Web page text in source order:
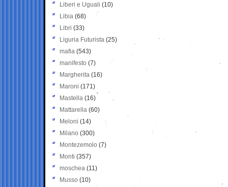
Liberi e Uguali (10)
Libia (68)
Libri (33)
Liguria Futurista (25)
mafia (543)
manifesto (7)
Margherita (16)
Maroni (171)
Mastella (16)
Mattarella (60)
Meloni (14)
Milano (300)
Montezemolo (7)
Monti (357)
moschea (11)
Musso (10)